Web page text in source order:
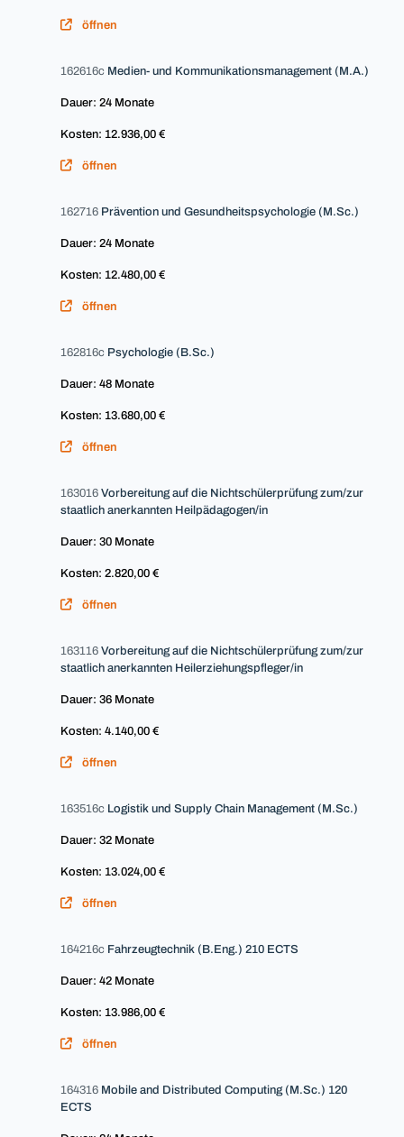
öffnen
162616c Medien- und Kommunikationsmanagement (M.A.)
Dauer: 24 Monate
Kosten: 12.936,00 €
öffnen
162716 Prävention und Gesundheitspsychologie (M.Sc.)
Dauer: 24 Monate
Kosten: 12.480,00 €
öffnen
162816c Psychologie (B.Sc.)
Dauer: 48 Monate
Kosten: 13.680,00 €
öffnen
163016 Vorbereitung auf die Nichtschülerprüfung zum/zur
staatlich anerkannten Heilpädagogen/in
Dauer: 30 Monate
Kosten: 2.820,00 €
öffnen
163116 Vorbereitung auf die Nichtschülerprüfung zum/zur
staatlich anerkannten Heilerziehungspfleger/in
Dauer: 36 Monate
Kosten: 4.140,00 €
öffnen
163516c Logistik und Supply Chain Management (M.Sc.)
Dauer: 32 Monate
Kosten: 13.024,00 €
öffnen
164216c Fahrzeugtechnik (B.Eng.) 210 ECTS
Dauer: 42 Monate
Kosten: 13.986,00 €
öffnen
164316 Mobile and Distributed Computing (M.Sc.) 120
ECTS